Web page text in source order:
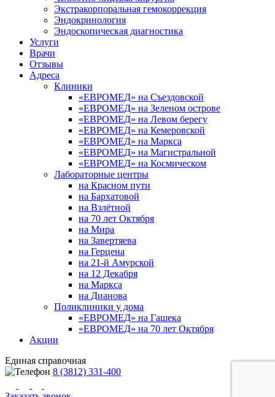
Экстракорпоральная гемокоррекция
Эндокринология
Эндоскопическая диагностика
Услуги
Врачи
Отзывы
Адреса
Клиники
«ЕВРОМЕД» на Съездовской
«ЕВРОМЕД» на Зеленом острове
«ЕВРОМЕД» на Левом берегу
«ЕВРОМЕД» на Кемеровской
«ЕВРОМЕД» на Маркса
«ЕВРОМЕД» на Магистральной
«ЕВРОМЕД» на Космическом
Лабораторные центры
на Красном пути
на Бархатовой
на Взлётной
на 70 лет Октября
на Мира
на Завертяева
на Герцена
на 21-й Амурской
на 12 Декабря
на Маркса
на Дианова
Поликлиники у дома
«ЕВРОМЕД» на Гашека
«ЕВРОМЕД» на 70 лет Октября
Акции
Единая справочная
8 (3812) 331-400